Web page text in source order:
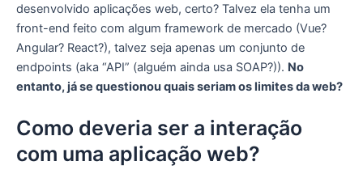
desenvolvido aplicações web, certo? Talvez ela tenha um
front-end feito com algum framework de mercado (Vue?
Angular? React?), talvez seja apenas um conjunto de
endpoints (aka “API” (alguém ainda usa SOAP?)). No
entanto, já se questionou quais seriam os limites da web?
Como deveria ser a interação
com uma aplicação web?